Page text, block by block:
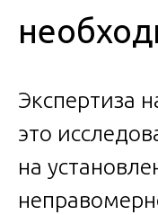
Экспертиза
это
на